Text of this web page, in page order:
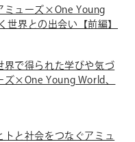
ミューズ×One Young
世界との出会い【前編】
界で得られた学びや気づ
ズ×One Young World、
トと社会をつなぐアミュ